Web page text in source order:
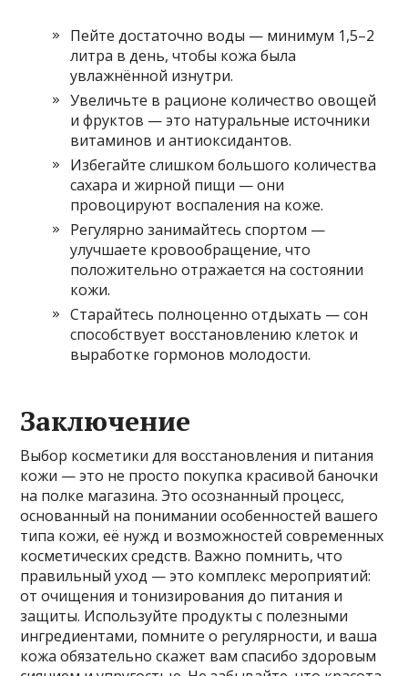
Пейте достаточно воды — минимум 1,5–2
литра в день, чтобы кожа была
увлажнённой изнутри.
Увеличьте в рационе количество овощей
и фруктов — это натуральные источники
витаминов и антиоксидантов.
Избегайте слишком большого количества
сахара и жирной пищи — они
провоцируют воспаления на коже.
Регулярно занимайтесь спортом —
улучшаете кровообращение, что
положительно отражается на состоянии
кожи.
Старайтесь полноценно отдыхать — сон
способствует восстановлению клеток и
выработке гормонов молодости.
Заключение
Выбор косметики для восстановления и питания
кожи — это не просто покупка красивой баночки
на полке магазина. Это осознанный процесс,
основанный на понимании особенностей вашего
типа кожи, её нужд и возможностей современных
косметических средств. Важно помнить, что
правильный уход — это комплекс мероприятий:
от очищения и тонизирования до питания и
защиты. Используйте продукты с полезными
ингредиентами, помните о регулярности, и ваша
кожа обязательно скажет вам спасибо здоровым